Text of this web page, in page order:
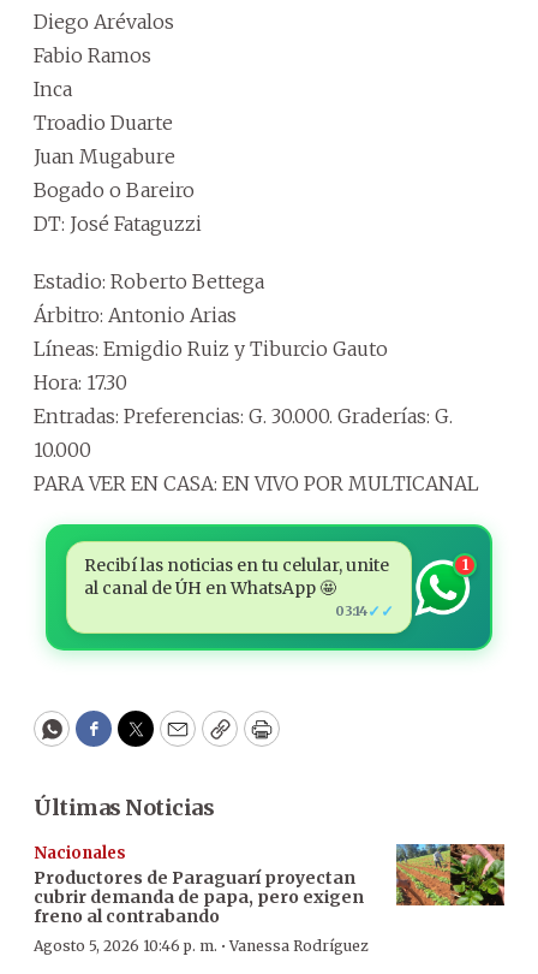
Diego Arévalos
Fabio Ramos
Inca
Troadio Duarte
Juan Mugabure
Bogado o Bareiro
DT: José Fataguzzi
Estadio: Roberto Bettega
Árbitro: Antonio Arias
Líneas: Emigdio Ruiz y Tiburcio Gauto
Hora: 17.30
Entradas: Preferencias: G. 30.000. Graderías: G.
10.000
PARA VER EN CASA: EN VIVO POR MULTICANAL
Recibí las noticias en tu celular, unite
al canal de ÚH en WhatsApp 🤩
03:14✓✓
1
WhatsApp
Facebook
Twitter
EmailCopyPrint
Últimas Noticias
Nacionales
Productores de Paraguarí proyectan
cubrir demanda de papa, pero exigen
freno al contrabando
Agosto 5, 2026 10:46 p. m. ·Vanessa Rodríguez